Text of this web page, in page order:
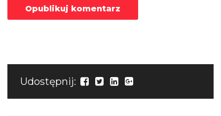
Udostępnij: